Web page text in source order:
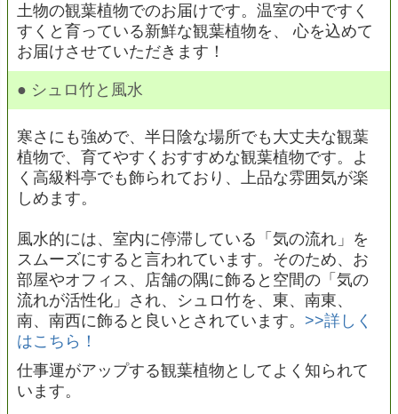
土物の観葉植物でのお届けです。温室の中ですく
すくと育っている新鮮な観葉植物を、 心を込めて
お届けさせていただきます！
● シュロ竹と風水
寒さにも強めで、半日陰な場所でも大丈夫な観葉
植物で、育てやすくおすすめな観葉植物です。よ
く高級料亭でも飾られており、上品な雰囲気が楽
しめます。
風水的には、室内に停滞している「気の流れ」を
スムーズにすると言われています。そのため、お
部屋やオフィス、店舗の隅に飾ると空間の「気の
流れが活性化」され、シュロ竹を、東、南東、
南、南西に飾ると良いとされています。 >>詳しく
はこちら！
仕事運がアップする観葉植物としてよく知られて
います。